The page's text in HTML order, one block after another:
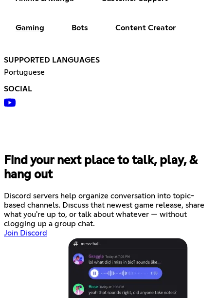
Gaming Bots Content Creator
SUPPORTED LANGUAGES
Portuguese
SOCIAL
Find your next place to talk, play, &
hang out
Discord servers help organize conversation into topic-
based channels. Discuss that newest game release, share
what you're up to, or talk about whatever — without
clogging up a group chat.
Join Discord